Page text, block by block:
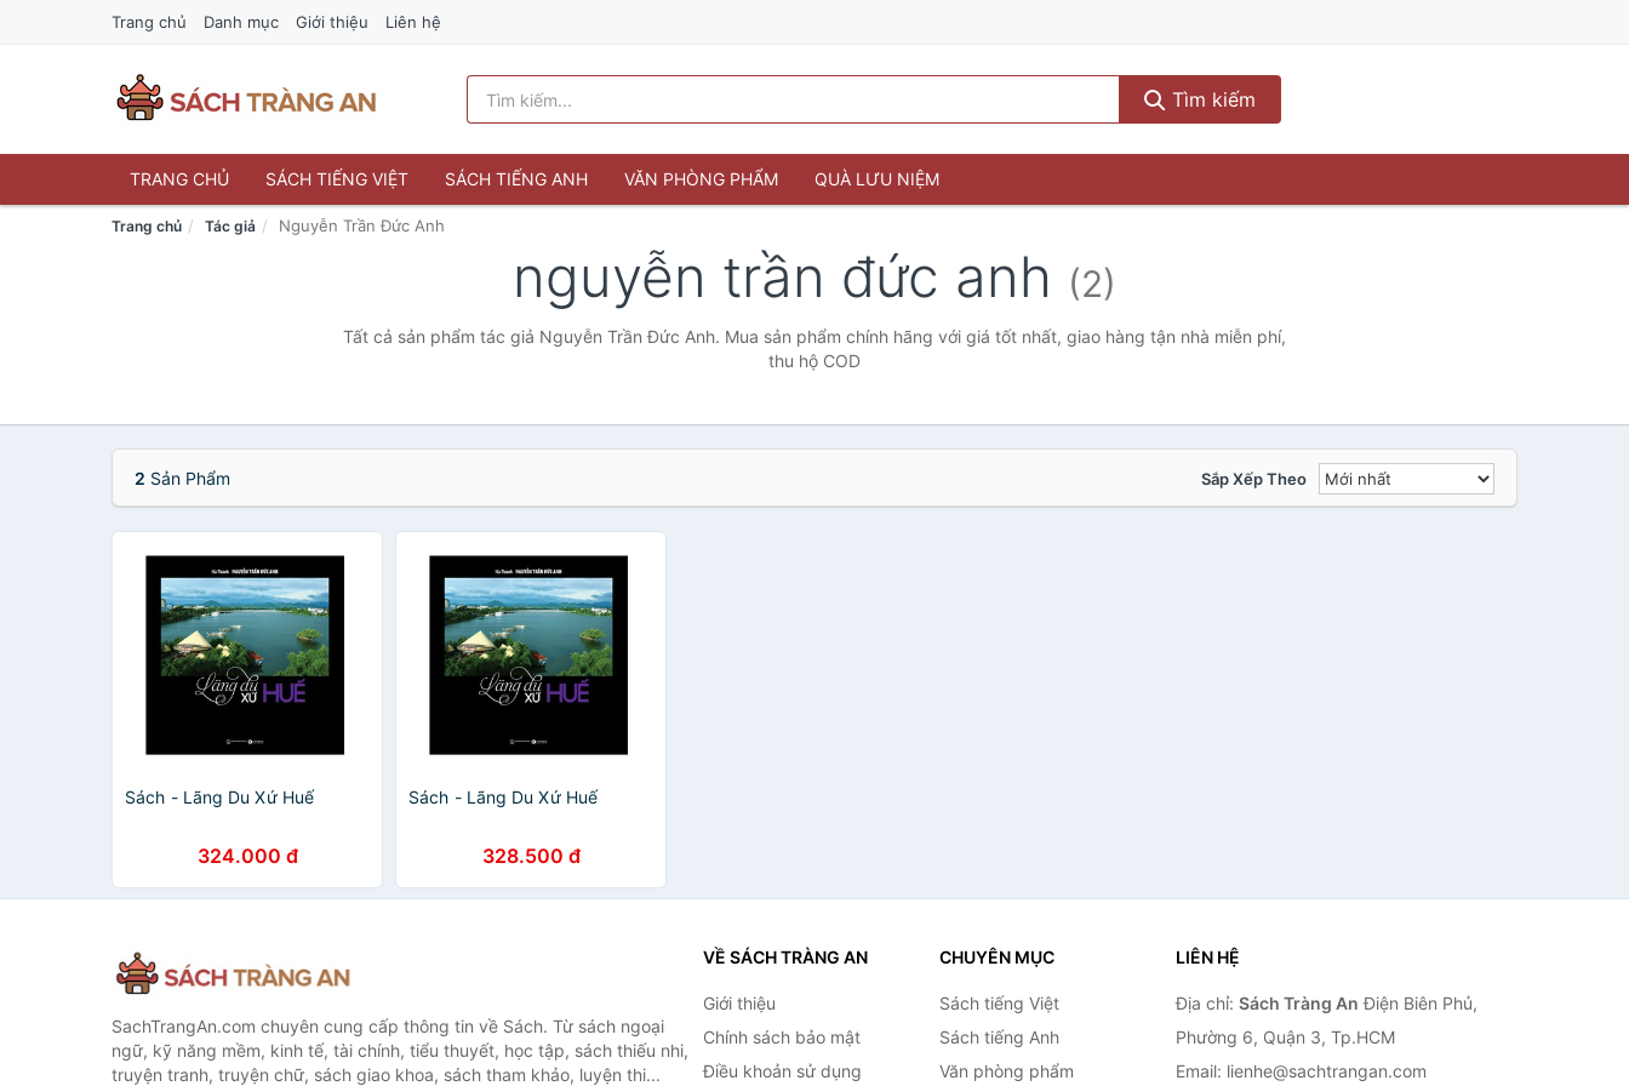
Trang chủ Danh mục Giới thiệu Liên hệ
Tìm kiếm
TRANG CHỦ SÁCH TIẾNG VIỆT SÁCH TIẾNG ANH VĂN PHÒNG PHẨM QUÀ LƯU NIỆM
Trang chủ Tác giả Nguyễn Trần Đức Anh
nguyễn trần đức anh (2)
Tất cả sản phẩm tác giả Nguyễn Trần Đức Anh. Mua sản phẩm chính hãng với giá tốt nhất, giao hàng tận nhà miễn phí,
thu hộ COD
2 Sản Phẩm Sắp Xếp Theo
Sách - Lãng Du Xứ Huế
324.000 đ
Sách - Lãng Du Xứ Huế
328.500 đ
SachTrangAn.com chuyên cung cấp thông tin về Sách. Từ sách ngoại
ngữ, kỹ năng mềm, kinh tế, tài chính, tiểu thuyết, học tập, sách thiếu nhi,
truyện tranh, truyện chữ, sách giao khoa, sách tham khảo, luyện thi...
VỀ SÁCH TRÀNG AN
Giới thiệu
Chính sách bảo mật
Điều khoản sử dụng
CHUYÊN MỤC
Sách tiếng Việt
Sách tiếng Anh
Văn phòng phẩm
LIÊN HỆ
Địa chỉ: Sách Tràng An Điện Biên Phủ,
Phường 6, Quận 3, Tp.HCM
Email: lienhe@sachtrangan.com